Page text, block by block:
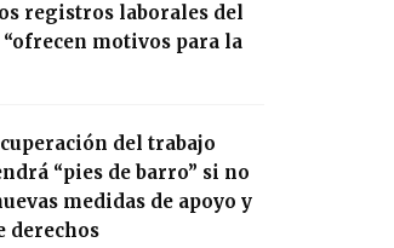
registros laborales del
motivos para la
del trabajo
“pies de barro” si no
medidas de apoyo y
derechos